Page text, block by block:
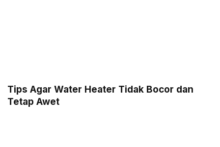
Tips Agar Water Heater Tidak Bocor dan
Tetap Awet